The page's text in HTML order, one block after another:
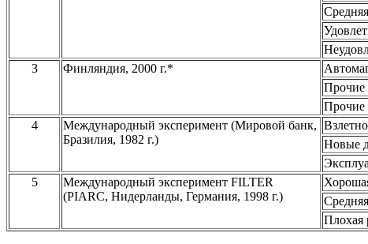
3
Финляндия, 2000 г.*
Прочие
Прочие
4
Международный эксперимент (Мировой банк,
Бразилия, 1982 г.)
Новые
5
Международный эксперимент FILTER
(PIARC, Нидерланды, Германия, 1998 г.)
Плохая